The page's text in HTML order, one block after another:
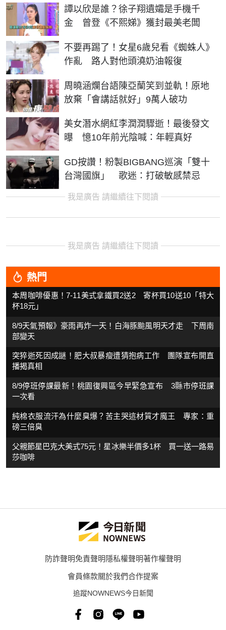
譚以欣是誰？徐子翔遺孀是手機千
金 曾登《不熙娣》獲封最美老闆
不要再踢了！女星6歲兒看《蜘蛛人》
作亂 路人對他頭澆奶油報復
周曉涵爛台語陳亞蘭笑到並軌！原地
放棄「會講話就好」9萬人破功
美女潛水網紅李潤潤驟逝！最後發文
曝 憶10年前光陰喊：年輕真好
GD按讚！粉製BIGBANG巡演「雙十
台灣國旗」 歌迷：打破敏感禁忌
我是廣告 請繼續往下閱讀
我是廣告 請繼續往下閱讀
熱門
本周咖啡優惠！7-11美式拿鐵買2送2 寄杯買10送10「特大
杯18元」
8/9天氣預報》豪雨再炸一天！白海豚颱風明天才走 下周南
部變天
突猝逝死因成謎！肥大叔暴瘦遭猜抱病工作 團隊宣布開直
播揭真相
8/9停班停課最新！桃園復興區今早緊急宣布 3縣市停班課
一次看
純棉衣服流汗為什麼臭爆？苦主哭這材質才魔王 專家：重
磅三倍臭
父親節星巴克大美式75元！星冰樂半價多1杯 買一送一路易
莎咖啡
防詐聲明免責聲明隱私權聲明著作權聲明
會員條款關於我們合作提案
追蹤NOWNEWS今日新聞